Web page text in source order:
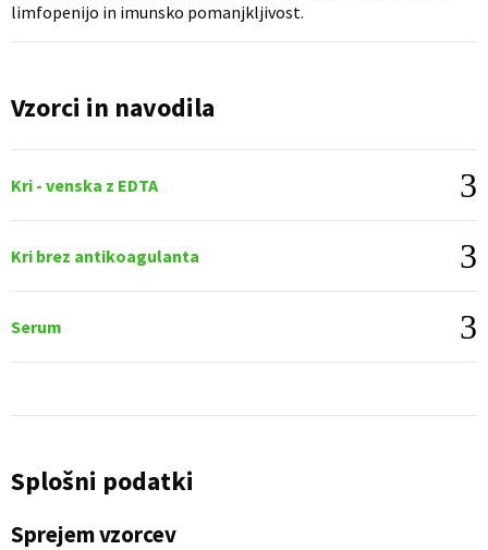
limfopenijo in imunsko pomanjkljivost.
Vzorci in navodila
Kri - venska z EDTA
Kri brez antikoagulanta
Serum
Splošni podatki
Sprejem vzorcev